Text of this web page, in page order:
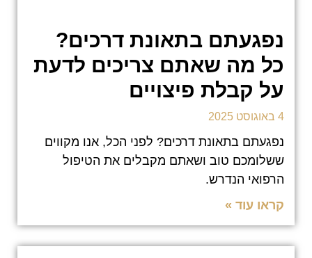
נפגעתם בתאונת דרכים?
כל מה שאתם צריכים לדעת
על קבלת פיצויים
4 באוגוסט 2025
נפגעתם בתאונת דרכים? לפני הכל, אנו מקווים
ששלומכם טוב ושאתם מקבלים את הטיפול
הרפואי הנדרש.
קראו עוד »